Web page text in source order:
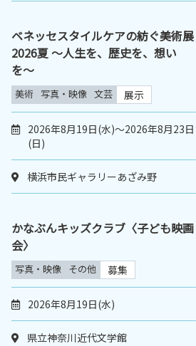
ベネッセスタイルケアの紡ぐ美術展
2026夏 〜人生を、歴史を、想い
を〜
美術 写真・映像 文芸 展示
2026年8月19日(水)～2026年8月23日
(日)
横浜市民ギャラリーあざみ野
かなぶんキッズクラブ〈子ども映画
会〉
写真・映像 その他 募集
2026年8月19日(水)
県立神奈川近代文学館